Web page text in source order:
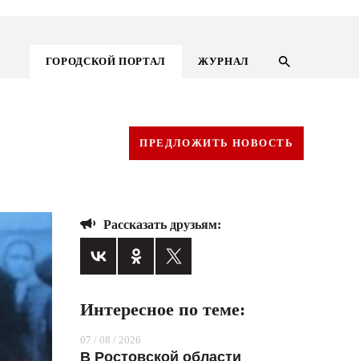
ГОРОДСКОЙ ПОРТАЛ ЖУРНАЛ
ГОРОДСКОЙ ПОРТАЛ
ПРЕДЛОЖИТЬ НОВОСТЬ
Рассказать друзьям:
Интересное по теме:
07 / 08 / 2026
В Ростовской области